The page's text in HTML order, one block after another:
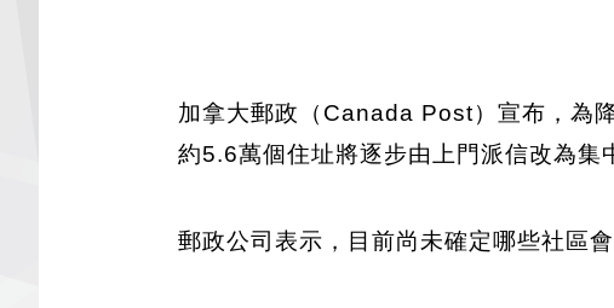
加拿大郵政（Canada Post）宣布，為
約5.6萬個住址將逐步由上門派信改為集
郵政公司表示，目前尚未確定哪些社區